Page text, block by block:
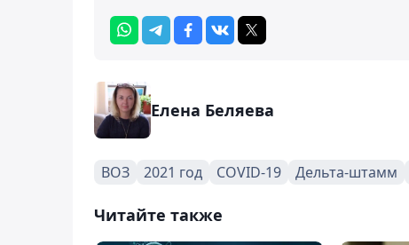
Елена Беляева
ВОЗ 2021 год COVID-19 Дельта-штамм
Читайте также